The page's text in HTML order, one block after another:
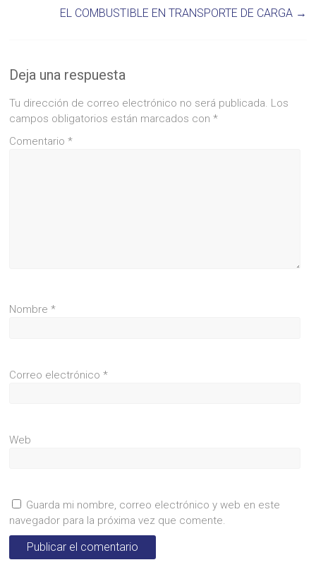
EL COMBUSTIBLE EN TRANSPORTE DE CARGA →
Deja una respuesta
Tu dirección de correo electrónico no será publicada. Los
campos obligatorios están marcados con*
Comentario*
Nombre*
Correo electrónico*
Web
Guarda mi nombre, correo electrónico y web en este
navegador para la próxima vez que comente.